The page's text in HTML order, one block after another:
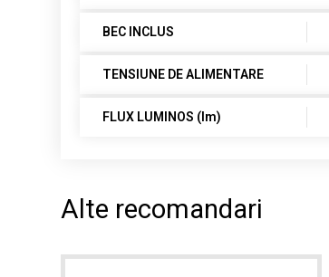
BEC INCLUS
TENSIUNE DE ALIMENTARE
FLUX LUMINOS (lm)
Alte recomandari